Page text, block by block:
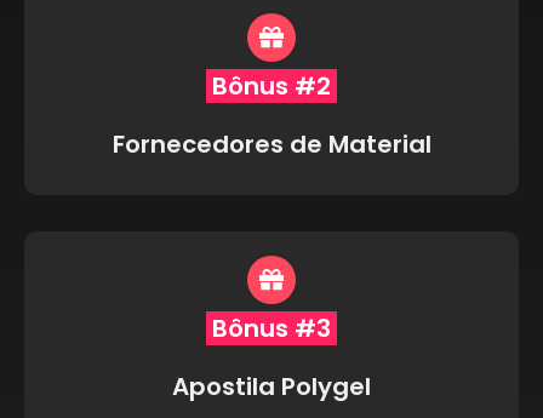
Bônus #2
Fornecedores de Material
Bônus #3
Apostila Polygel